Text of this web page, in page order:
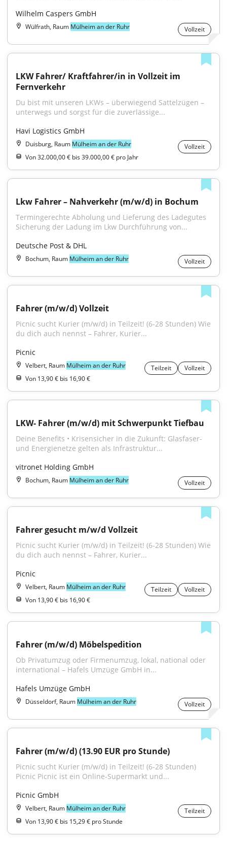
Wilhelm Caspers GmbH
Wülfrath, Raum Mülheim an der Ruhr Vollzeit
LKW Fahrer/ Kraftfahrer/in in Vollzeit im
Fernverkehr
Du bist mit unseren LKWs – überwiegend Sattelzügen –
unterwegs und sorgst für die zuverlässige...
Havi Logistics GmbH
Duisburg, Raum Mülheim an der Ruhr
Vollzeit
Von 32.000,00 € bis 39.000,00 € pro Jahr
Lkw Fahrer – Nahverkehr (m/w/d) in Bochum
Termingerechte Abholung und Lieferung des Ladegutes
Sicherung der Ladung im Lkw Durchführung von...
Deutsche Post & DHL
Bochum, Raum Mülheim an der Ruhr Vollzeit
Fahrer (m/w/d) Vollzeit
Picnic sucht Kurier (m/w/d) in Teilzeit! (6-28 Stunden) Wie
du dich auch nennst – Fahrer, Kurier...
Picnic
Velbert, Raum Mülheim an der Ruhr Teilzeit
Vollzeit
Von 13,90 € bis 16,90 €
LKW- Fahrer (m/w/d) mit Schwerpunkt Tiefbau
Deine Benefits • Krisensicher in die Zukunft: Glasfaser-
und Energienetze gelten als Infrastruktur...
vitronet Holding GmbH
Bochum, Raum Mülheim an der Ruhr Vollzeit
Fahrer gesucht m/w/d Vollzeit
Picnic sucht Kurier (m/w/d) in Teilzeit! (6-28 Stunden) Wie
du dich auch nennst – Fahrer, Kurier...
Picnic
Velbert, Raum Mülheim an der Ruhr Teilzeit
Vollzeit
Von 13,90 € bis 16,90 €
Fahrer (m/w/d) Möbelspedition
Ob Privatumzug oder Firmenumzug, lokal, national oder
international – Hafels Umzüge GmbH in...
Hafels Umzüge GmbH
Düsseldorf, Raum Mülheim an der Ruhr Vollzeit
Fahrer (m/w/d) (13.90 EUR pro Stunde)
Picnic sucht Kurier (m/w/d) in Teilzeit! (6-28 Stunden)
Picnic Picnic ist ein Online-Supermarkt und...
Picnic GmbH
Velbert, Raum Mülheim an der Ruhr
Teilzeit
Von 13,90 € bis 15,29 € pro Stunde